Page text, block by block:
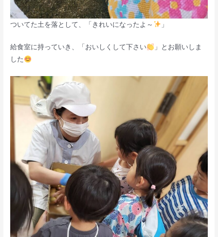
ついてた土を落として、「きれいになったよ～ 」
給食室に持っていき、「おいしくして下さい
」とお願いしま
した